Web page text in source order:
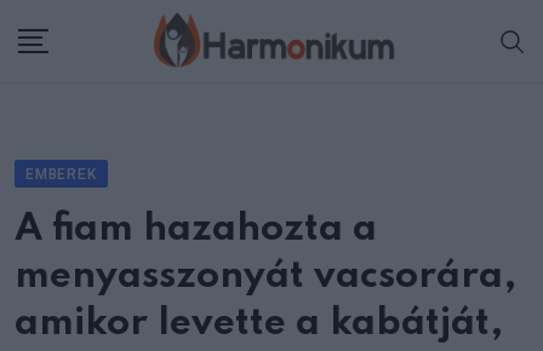
EMBEREK
A fiam hazahozta a
menyasszonyát vacsorára,
amikor levette a kabátját,